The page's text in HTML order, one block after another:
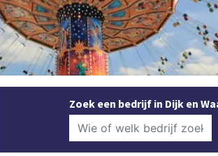
Zoek een bedrijf in Dijk en